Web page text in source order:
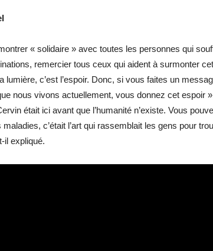
« solidaire » avec toutes les personnes qui
remercier tous ceux qui aident à surmonter
lumière, c’est l’espoir. Donc, si vous faites un
nous vivons actuellement, vous donnez cet espoir
était ici avant que l’humanité n’existe. Vous
c’était l’art qui rassemblait les gens pour
il expliqué.